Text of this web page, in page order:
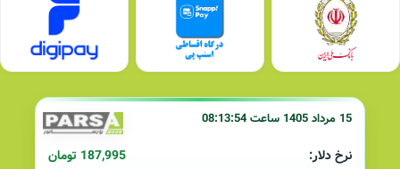
15 مرداد 1405 ساعت 08:13:54
نرخ دلار:
187,995 تومان